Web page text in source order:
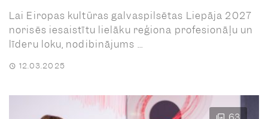
Lai Eiropas kultūras galvaspilsētas Liepāja 2027
norisēs iesaistītu lielāku reģiona profesionāļu un
līderu loku, nodibinājums ...
12.03.2025